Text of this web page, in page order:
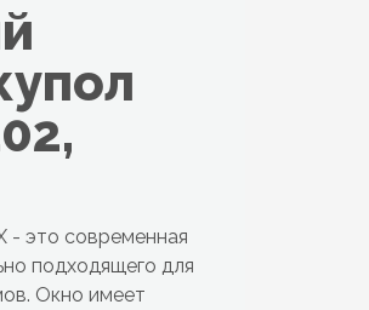
- это современная
подходящего для
Окно имеет